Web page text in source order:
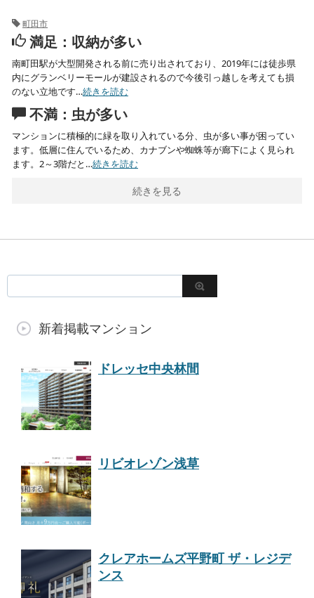
町田市
満足：収納が多い
南町田駅が大型開発される前に売り出されており、2019年には徒歩県
内にグランベリーモールが建設されるので今後引っ越しを考えても損
のない立地です…続きを読む
不満：虫が多い
マンションに積極的に緑を取り入れている分、虫が多い事が困ってい
ます。低層に住んでいるため、カナブンや蜘蛛等が廊下によく見られ
ます。2～3階だと…続きを読む
続きを見る
新着掲載マンション
ドレッセ中央林間
リビオレゾン浅草
クレアホームズ平野町 ザ・レジデ
ンス